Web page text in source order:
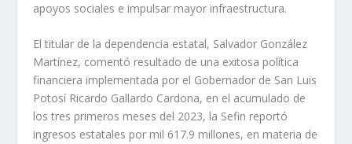
apoyos sociales e impulsar mayor infraestructura.
El titular de la dependencia estatal, Salvador González
Martínez, comentó resultado de una exitosa política
financiera implementada por el Gobernador de San Luis
Potosí Ricardo Gallardo Cardona, en el acumulado de
los tres primeros meses del 2023, la Sefin reportó
ingresos estatales por mil 617.9 millones, en materia de